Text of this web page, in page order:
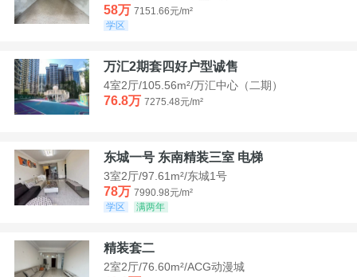
58万 7151.66元/m²
学区
万汇2期套四好户型诚售
4室2厅/105.56m²/万汇中心（二期）
76.8万 7275.48元/m²
东城一号 东南精装三室 电梯
3室2厅/97.61m²/东城1号
78万 7990.98元/m²
学区
满两年
精装套二
2室2厅/76.60m²/ACG动漫城